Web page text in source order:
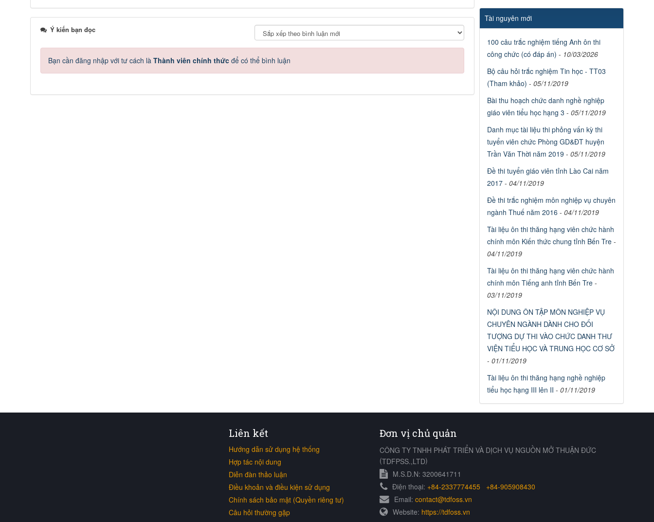
Ý kiến bạn đọc
Bạn cần đăng nhập với tư cách là Thành viên chính thức để có thể bình luận
Tài nguyên mới
100 câu trắc nghiệm tiếng Anh ôn thi
công chức (có đáp án) - 10/03/2026
Bộ câu hỏi trắc nghiệm Tin học - TT03
(Tham khảo) - 05/11/2019
Bài thu hoạch chức danh nghề nghiệp
giáo viên tiểu học hạng 3 - 05/11/2019
Danh mục tài liệu thi phỏng vấn kỳ thi
tuyển viên chức Phòng GD&ĐT huyện
Trần Văn Thời năm 2019 - 05/11/2019
Đề thi tuyển giáo viên tỉnh Lào Cai năm
2017- 04/11/2019
Đề thi trắc nghiệm môn nghiệp vụ chuyên
ngành Thuế năm 2016 - 04/11/2019
Tài liệu ôn thi thăng hạng viên chức hành
chính môn Kiến thức chung tỉnh Bến Tre-
04/11/2019
Tài liệu ôn thi thăng hạng viên chức hành
chính môn Tiếng anh tỉnh Bến Tre-
03/11/2019
NỘI DUNG ÔN TẬP MÔN NGHIỆP VỤ
CHUYÊN NGÀNH DÀNH CHO ĐỐI
TƯỢNG DỰ THI VÀO CHỨC DANH THƯ
VIỆN TIỂU HỌC VÀ TRUNG HỌC CƠ SỞ
- 01/11/2019
Tài liệu ôn thi thăng hạng nghề nghiệp
tiểu học hạng III lên II - 01/11/2019
Liên kết
Hướng dẫn sử dụng hệ thống
Hợp tác nội dung
Diễn đàn thảo luận
Điều khoản và điều kiện sử dụng
Chính sách bảo mật (Quyền riêng tư)
Câu hỏi thường gặp
Đơn vị chủ quản
CÔNG TY TNHH PHÁT TRIỂN VÀ DỊCH VỤ NGUỒN MỞ THUẬN ĐỨC
(TDFPSS.,LTD)
M.S.D.N: 3200641711
Điện thoại: +84-2337774455
+84-905908430
Email:contact@tdfoss.vn
Website: https://tdfoss.vn